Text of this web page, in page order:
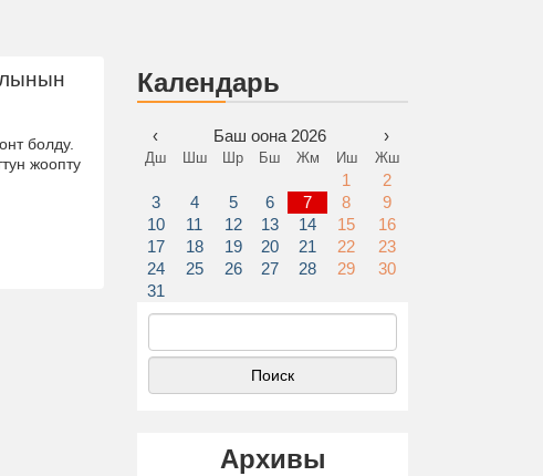
болду.
жоопту
Календарь
‹ Баш оона 2026 ›
Дш Шш Шр Бш Жм Иш Жш
1
2
3
4 5 6 7 8
9
10
11 12 13 14 15
16
17
18 19 20 21 22
23
24
25 26 27 28 29
30
31
Найти:
Архивы